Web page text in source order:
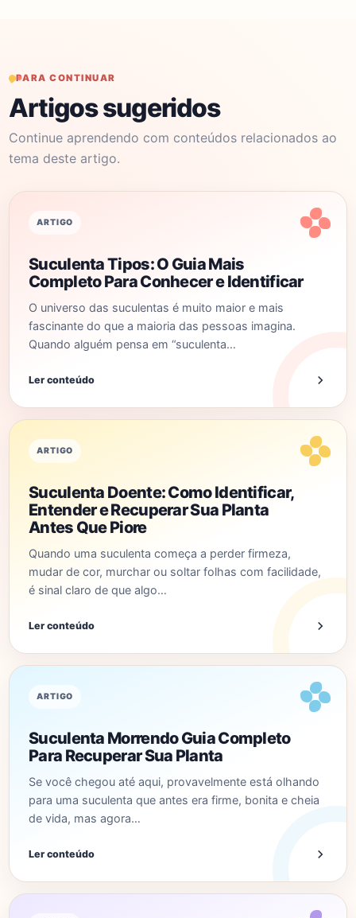
PARA CONTINUAR
Artigos sugeridos
Continue aprendendo com conteúdos relacionados ao
tema deste artigo.
ARTIGO
Suculenta Tipos: O Guia Mais
Completo Para Conhecer e Identificar
O universo das suculentas é muito maior e mais
fascinante do que a maioria das pessoas imagina.
Quando alguém pensa em “suculenta…
Ler conteúdo
ARTIGO
Suculenta Doente: Como Identificar,
Entender e Recuperar Sua Planta
Antes Que Piore
Quando uma suculenta começa a perder firmeza,
mudar de cor, murchar ou soltar folhas com facilidade,
é sinal claro de que algo…
Ler conteúdo
ARTIGO
Suculenta Morrendo Guia Completo
Para Recuperar Sua Planta
Se você chegou até aqui, provavelmente está olhando
para uma suculenta que antes era firme, bonita e cheia
de vida, mas agora…
Ler conteúdo